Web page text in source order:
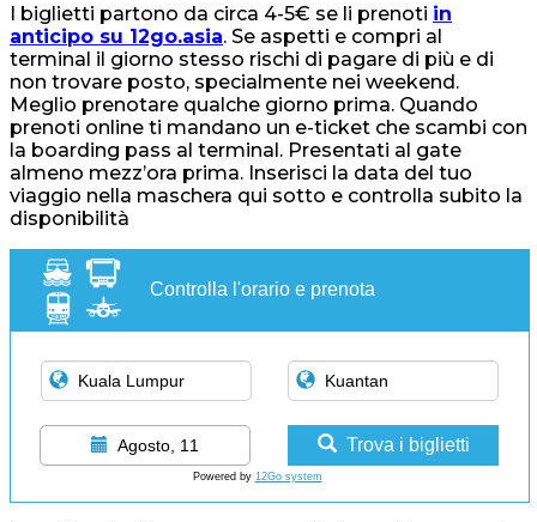
I biglietti partono da circa 4-5€ se li prenoti in
anticipo su 12go.asia. Se aspetti e compri al
terminal il giorno stesso rischi di pagare di più e di
non trovare posto, specialmente nei weekend.
Meglio prenotare qualche giorno prima. Quando
prenoti online ti mandano un e-ticket che scambi con
la boarding pass al terminal. Presentati al gate
almeno mezz’ora prima. Inserisci la data del tuo
viaggio nella maschera qui sotto e controlla subito la
disponibilità
Controlla l'orario e prenota
Agosto, 11 Trova i biglietti
Powered by 12Go system